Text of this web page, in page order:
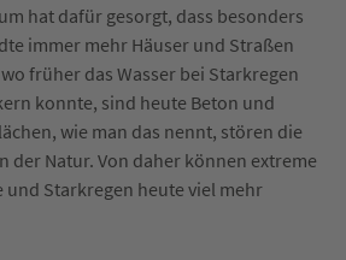
hat dafür gesorgt, dass besonders
immer mehr Häuser und Straßen
früher das Wasser bei Starkregen
konnte, sind heute Beton und
wie man das nennt, stören die
der Natur. Von daher können extreme
und Starkregen heute viel mehr